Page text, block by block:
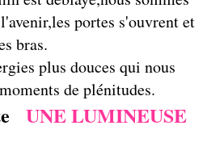
portes s'ouvrent et
bras.
plus douces qui nous
de plénitudes.
UNE LUMINEUSE